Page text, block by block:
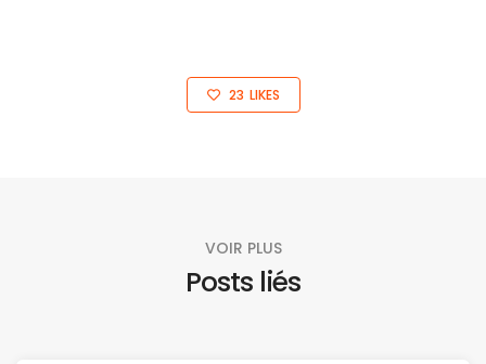
23 LIKES
VOIR PLUS
Posts liés